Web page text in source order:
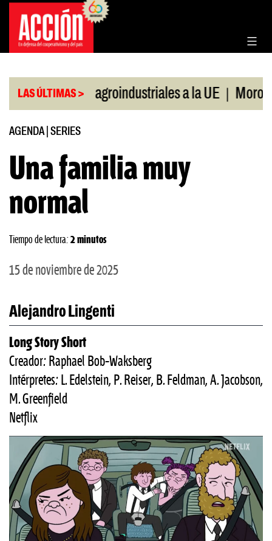
Saltar
contenido
LAS ÚLTIMAS >agroindustriales a la UE | Morosidad
AGENDA| SERIES
Una familia muy
normal
Tiempo de lectura: 2 minutos
15 de noviembre de 2025
Alejandro Lingenti
Long Story Short
Creador: Raphael Bob-Waksberg
Intérpretes: L. Edelstein, P. Reiser, B. Feldman, A. Jacobson,
M. Greenfield
Netflix